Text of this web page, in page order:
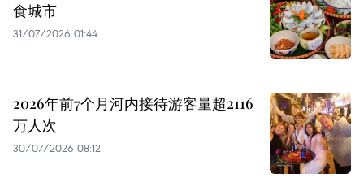
食城市
31/07/2026 01:44
2026年前7个月河内接待游客量超2116
万人次
30/07/2026 08:12